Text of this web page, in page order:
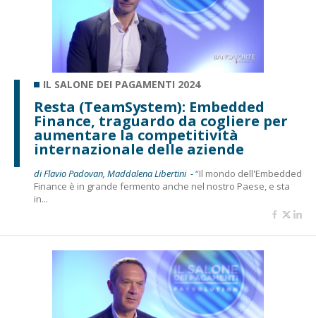
IL SALONE DEI PAGAMENTI 2024
Resta (TeamSystem): Embedded
Finance, traguardo da cogliere per
aumentare la competitività
internazionale delle aziende
di Flavio Padovan, Maddalena Libertini -“Il mondo dell'Embedded
Finance è in grande fermento anche nel nostro Paese, e sta
in...